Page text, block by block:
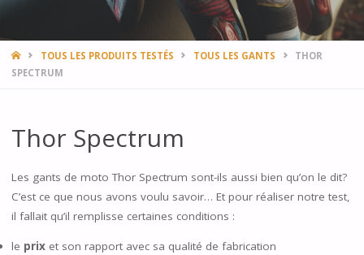
HOMETOUS LES PRODUITS TESTÉS TOUS LES GANTS
THOR
SPECTRUM
Thor Spectrum
Les gants de moto Thor Spectrum sont-ils aussi bien qu’on le dit?
C’est ce que nous avons voulu savoir… Et pour réaliser notre test,
il fallait qu’il remplisse certaines conditions :
le prixet son rapport avec sa qualité de fabrication